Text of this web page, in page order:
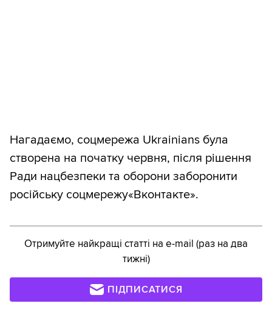
Нагадаємо, соцмережа Ukrainians була
створена на початку червня, після рішення
Ради нацбезпеки та оборони заборонити
російську соцмережу«Вконтакте».
Отримуйте найкращі статті на e-mail (раз на два
тижні)
ПІДПИСАТИСЯ